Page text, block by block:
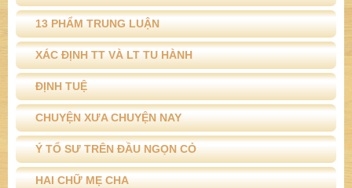
13 PHẨM TRUNG LUẬN
XÁC ĐỊNH TT VÀ LT TU HÀNH
ĐỊNH TUỆ
CHUYỆN XƯA CHUYỆN NAY
Ý TỔ SƯ TRÊN ĐẦU NGỌN CỎ
HAI CHỮ MẸ CHA